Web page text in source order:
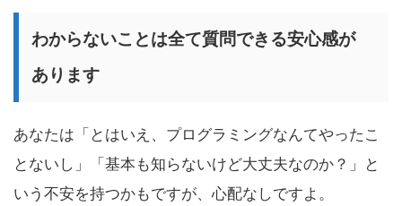
わからないことは全て質問できる安心感が
あります
あなたは「とはいえ、プログラミングなんてやったこ
とないし」「基本も知らないけど大丈夫なのか？」と
いう不安を持つかもですが、心配なしですよ。